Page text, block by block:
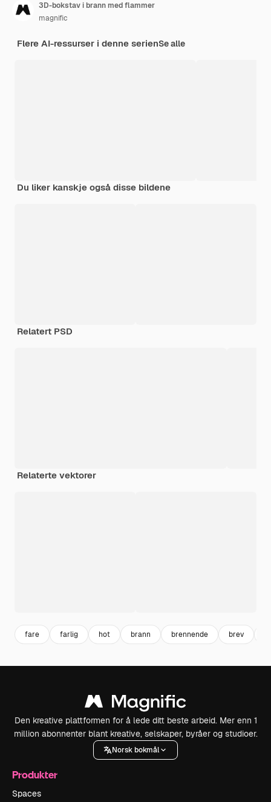
3D-bokstav i brann med flammer
magnific
Flere AI-ressurser i denne serienSe alle
Du liker kanskje også disse bildene
Relatert PSD
Relaterte vektorer
fare farlig hot brann brennende brev
Den kreative plattformen for å lede ditt beste arbeid. Mer enn 1
million abonnenter blant kreative, selskaper, byråer og studioer.
Norsk bokmål
Produkter
Spaces